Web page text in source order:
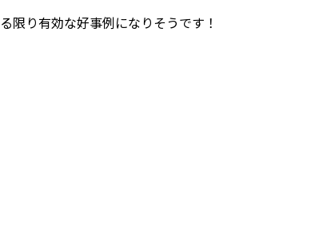
限り有効な好事例になりそうです！